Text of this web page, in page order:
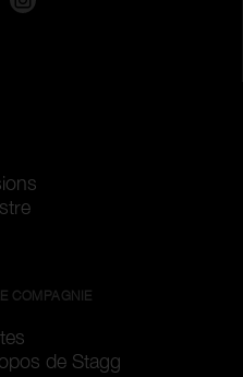
COMPAGNIE
de Stagg